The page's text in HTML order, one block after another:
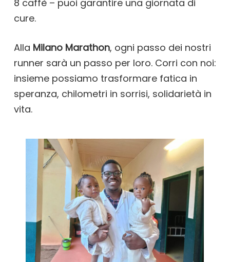
8 caffè – puoi garantire una giornata di
cure.
Alla Milano Marathon, ogni passo dei nostri
runner sarà un passo per loro. Corri con noi:
insieme possiamo trasformare fatica in
speranza, chilometri in sorrisi, solidarietà in
vita.